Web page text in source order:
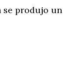
se produjo un